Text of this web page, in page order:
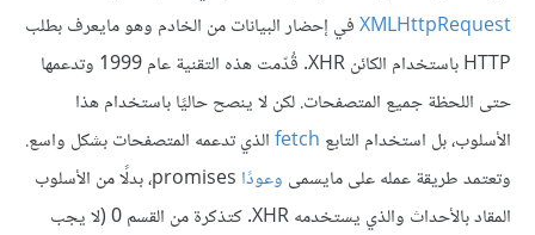
XMLHttpRequestفي إحضار البيانات من الخادم وهو مايعرف بطلب
HTTP باستخدام الكائن XHR. قُدّمت هذه التقنية عام 1999 وتدعمها
حتى اللحظة جميع المتصفحات. لكن لا ينصح حاليًا باستخدام هذا
الأسلوب، بل استخدام التابع fetchالذي تدعمه المتصفحات بشكل واسع.
وتعتمد طريقة عمله على مايسمى وعودًا
promises، بدلًا من الأسلوب
المقاد بالأحداث والذي يستخدمه XHR. كتذكرة من القسم 0 (لا يجب